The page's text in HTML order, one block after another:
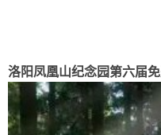
洛阳凤凰山纪念园第六届